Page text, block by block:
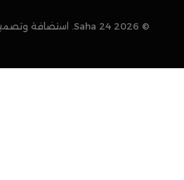
© 2026 Saha 24. استضافة وتصميم